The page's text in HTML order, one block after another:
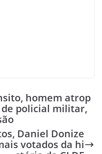
homem atrop
policial militar,
Daniel Donize
votados da hi